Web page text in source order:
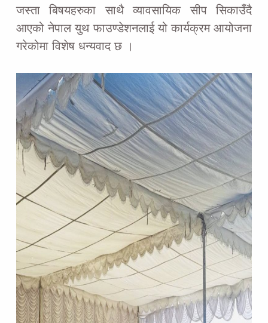
जस्ता बिषयहरुका साथै व्यावसायिक सीप सिकाउँदै
आएको नेपाल युथ फाउण्डेशनलाई यो कार्यक्रम आयोजना
गरेकोमा विशेष धन्यवाद छ ।